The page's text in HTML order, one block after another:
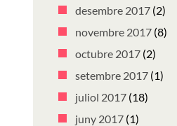
desembre 2017 (2)
novembre 2017 (8)
octubre 2017 (2)
setembre 2017 (1)
juliol 2017 (18)
juny 2017 (1)